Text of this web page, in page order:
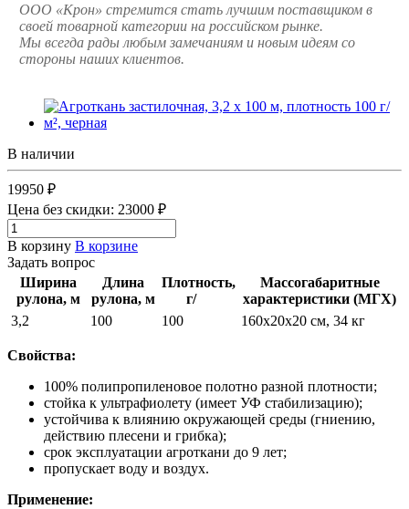
ООО «Крон» стремится стать лучшим поставщиком в
своей товарной категории на российском рынке.
Мы всегда рады любым замечаниям и новым идеям со
стороны наших клиентов.
В наличии
19950 ₽
Цена без скидки: 23000 ₽
В корзину В корзине
Задать вопрос
Ширина
рулона, м
Длина
рулона, м
Плотность,
г/м²
Массогабаритные
характеристики (МГХ)
3,2
100 100 160x20x20 см, 34 кг
Свойства:
100% полипропиленовое полотно разной плотности;
стойка к ультрафиолету (имеет УФ стабилизацию);
устойчива к влиянию окружающей среды (гниению,
действию плесени и грибка);
срок эксплуатации агроткани до 9 лет;
пропускает воду и воздух.
Применение: